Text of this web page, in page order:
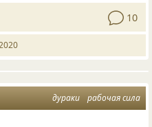
10
дураки рабочая сила